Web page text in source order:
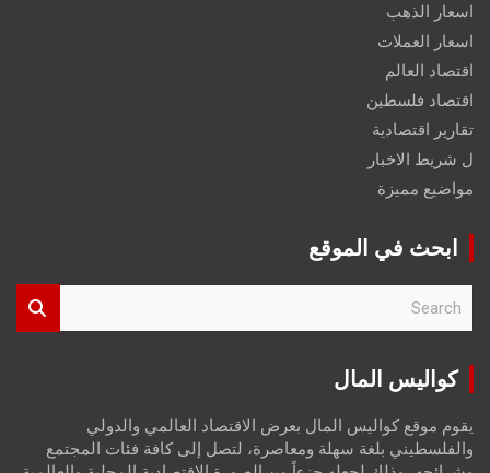
اسعار الذهب
اسعار العملات
اقتصاد العالم
اقتصاد فلسطين
تقارير اقتصادية
ل شريط الاخبار
مواضيع مميزة
ابحث في الموقع
r
كواليس المال
يقوم موقع كواليس المال بعرض الاقتصاد العالمي والدولي
والفلسطيني بلغة سهلة ومعاصرة، لتصل إلى كافة فئات المجتمع